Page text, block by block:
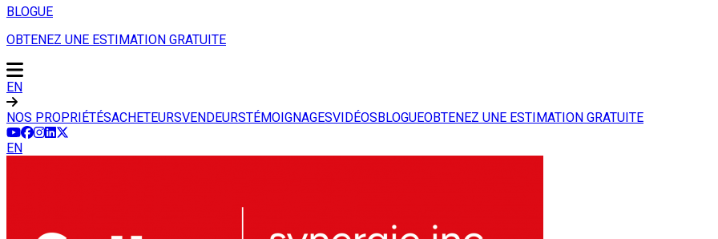
BLOGUE
OBTENEZ UNE ESTIMATION GRATUITE
EN
NOS PROPRIÉTÉSACHETEURSVENDEURSTÉMOIGNAGESVIDÉOSBLOGUEOBTENEZ UNE ESTIMATION GRATUITE
EN